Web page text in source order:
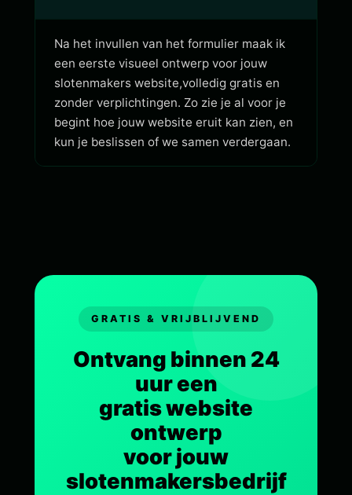
Na het invullen van het formulier maak ik
een eerste visueel ontwerp voor jouw
slotenmakers website,volledig gratis en
zonder verplichtingen. Zo zie je al voor je
begint hoe jouw website eruit kan zien, en
kun je beslissen of we samen verdergaan.
GRATIS & VRIJBLIJVEND
Ontvang binnen 24
uur een
gratis website
ontwerp
voor jouw
slotenmakersbedrijf